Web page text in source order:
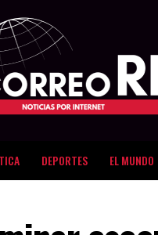
DEPORTES EL MUNDO